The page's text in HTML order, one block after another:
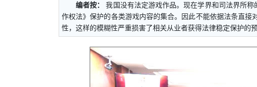
编者按：
我国没有法定游戏作品。现在学界和司法界所
作权法》保护的各类游戏内容的集合。因此不能依据法条直
性，这样的模糊性严重损害了相关从业者获得法律稳定保护的预